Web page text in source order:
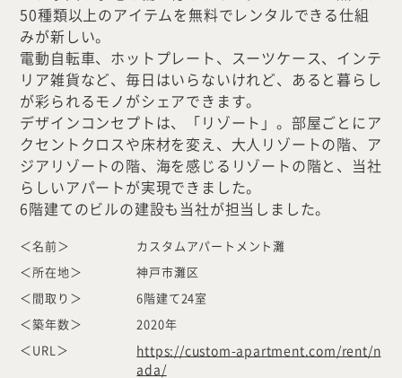
50種類以上のアイテムを無料でレンタルできる仕組
みが新しい。
電動自転車、ホットプレート、スーツケース、インテ
リア雑貨など、毎日はいらないけれど、あると暮らし
が彩られるモノがシェアできます。
デザインコンセプトは、「リゾート」。部屋ごとにア
クセントクロスや床材を変え、大人リゾートの階、ア
ジアリゾートの階、海を感じるリゾートの階と、当社
らしいアパートが実現できました。
6階建てのビルの建設も当社が担当しました。
＜名前＞ カスタムアパートメント灘
＜所在地＞ 神戸市灘区
＜間取り＞ 6階建て24室
＜築年数＞ 2020年
＜URL＞
https://custom-apartment.com/rent/n
ada/